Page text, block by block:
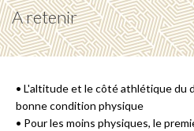
A retenir
• L'altitude et le côté athlétique du
bonne condition physique
• Pour les moins physiques, le